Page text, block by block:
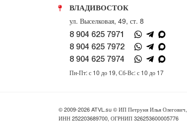
ВЛАДИВОСТОК
ул. Выселковая, 49, ст. 8
8 904 625 7971
8 904 625 7972
8 904 625 7974
Пн-Пт: с 10 до 19, Сб-Вс: с 10 до 17
© 2009-2026 ATVL.su © ИП Петруня Илья Олегович,
ИНН 252203689700, ОГРНИП 326253600005776